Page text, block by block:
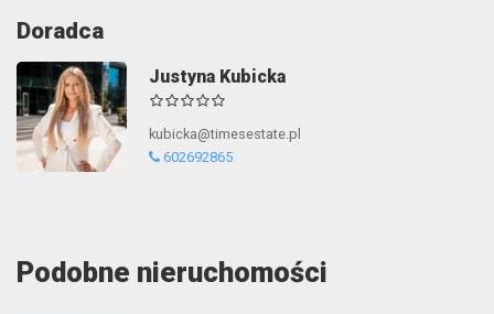
Doradca
Justyna Kubicka
kubicka@timesestate.pl
602692865
Podobne nieruchomości